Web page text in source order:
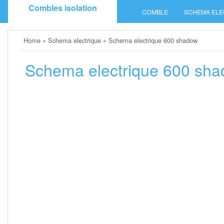
Combles isolation COMBLE SCHEMA
Home »Schema electrique »Schema electrique 600 shadow
Schema electrique 600